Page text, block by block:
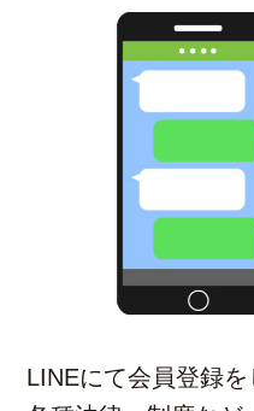
LINEにて会員登録を